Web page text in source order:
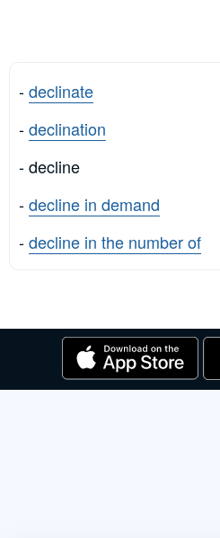
-declinate
-declination
- decline
-decline in demand
-decline in the number of